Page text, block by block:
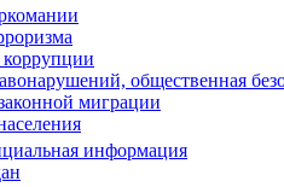
общественная
миграции
информация